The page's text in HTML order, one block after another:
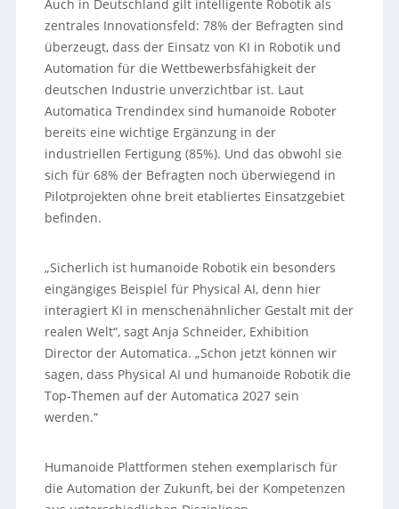
Auch in Deutschland gilt intelligente Robotik als
zentrales Innovationsfeld: 78% der Befragten sind
überzeugt, dass der Einsatz von KI in Robotik und
Automation für die Wettbewerbsfähigkeit der
deutschen Industrie unverzichtbar ist. Laut
Automatica Trendindex sind humanoide Roboter
bereits eine wichtige Ergänzung in der
industriellen Fertigung (85%). Und das obwohl sie
sich für 68% der Befragten noch überwiegend in
Pilotprojekten ohne breit etabliertes Einsatzgebiet
befinden.
„Sicherlich ist humanoide Robotik ein besonders
eingängiges Beispiel für Physical AI, denn hier
interagiert KI in menschenähnlicher Gestalt mit der
realen Welt“, sagt Anja Schneider, Exhibition
Director der Automatica. „Schon jetzt können wir
sagen, dass Physical AI und humanoide Robotik die
Top-Themen auf der Automatica 2027 sein
werden.“
Humanoide Plattformen stehen exemplarisch für
die Automation der Zukunft, bei der Kompetenzen